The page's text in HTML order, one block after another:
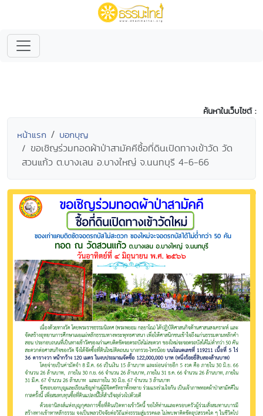
ค้นหาในเว็บไซต์ :
หน้าแรก บอกบุญ
ขอเชิญร่วมทอดผ้าป่าสามัคคีซื้อที่ดินเปิดทางเข้าวัด วัด
สวนแก้ว ต.บางเลน อ.บางใหญ่ จ.นนทบุรี 4-6-66